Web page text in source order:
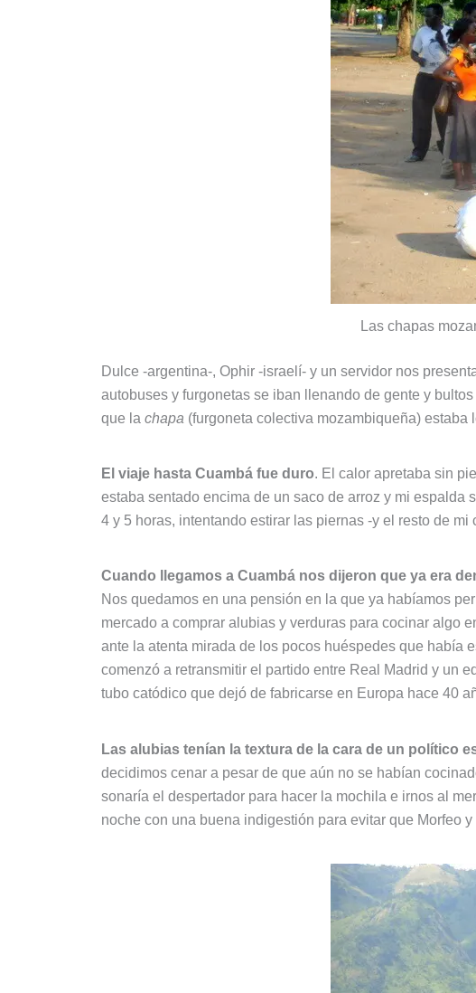
Las chapas
Dulce -argentina-, Ophir -israelí- y un servidor nos
autobuses y furgonetas se iban llenando de gente y
que la chapa (furgoneta colectiva mozambiqueña)
El viaje hasta Cuambá fue duro. El calor apretaba sin
estaba sentado encima de un saco de arroz y mi
4 y 5 horas, intentando estirar las piernas -y el resto de mi
Cuando llegamos a Cuambá nos dijeron que ya era
Nos quedamos en una pensión en la que ya habíamos
mercado a comprar alubias y verduras para cocinar algo
ante la atenta mirada de los pocos huéspedes que había
comenzó a retransmitir el partido entre Real Madrid y un
tubo catódico que dejó de fabricarse en Europa hace 40
Las alubias tenían la textura de la cara de un político
decidimos cenar a pesar de que aún no se habían
sonaría el despertador para hacer la mochila e irnos al
noche con una buena indigestión para evitar que Morfeo